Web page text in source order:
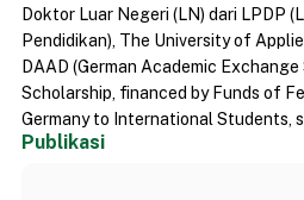
Doktor Luar Negeri (LN) dari LPDP
Pendidikan), The University of
DAAD (German Academic
Scholarship, financed by Funds of
Germany to International Students,
Publikasi